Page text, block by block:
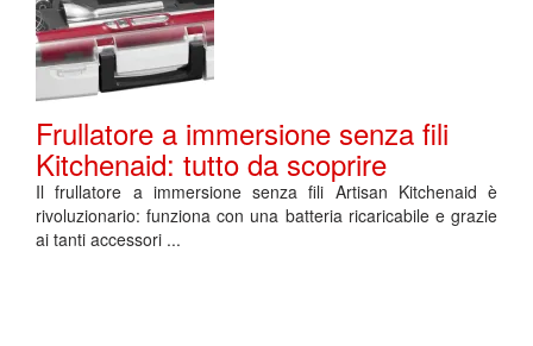
Frullatore a immersione senza fili
Kitchenaid: tutto da scoprire
Il frullatore a immersione senza fili Artisan Kitchenaid è
rivoluzionario: funziona con una batteria ricaricabile e grazie
ai tanti accessori ...